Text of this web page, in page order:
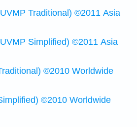
Traditional) ©2011 Asia
Simplified) ©2011 Asia
©2010 Worldwide
©2010 Worldwide